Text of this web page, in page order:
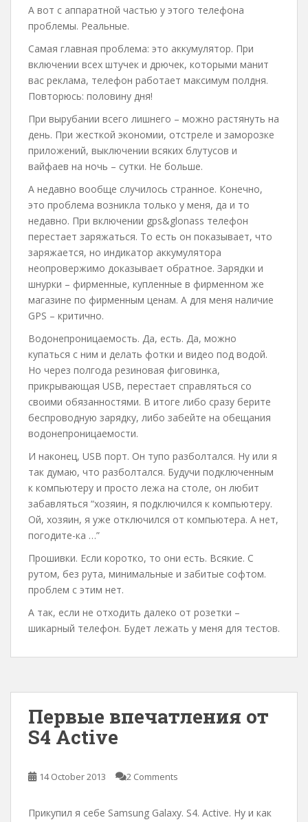
А вот с аппаратной частью у этого телефона
проблемы. Реальные.
Самая главная проблема: это аккумулятор. При
включении всех штучек и дрючек, которыми манит
вас реклама, телефон работает максимум полдня.
Повторюсь: половину дня!
При вырубании всего лишнего – можно растянуть на
день. При жесткой экономии, отстреле и заморозке
приложений, выключении всяких блутусов и
вайфаев на ночь – сутки. Не больше.
А недавно вообще случилось странное. Конечно,
это проблема возникла только у меня, да и то
недавно. При включении gps&glonass телефон
перестает заряжаться. То есть он показывает, что
заряжается, но индикатор аккумулятора
неопровержимо доказывает обратное. Зарядки и
шнурки – фирменные, купленные в фирменном же
магазине по фирменным ценам. А для меня наличие
GPS – критично.
Водонепроницаемость. Да, есть. Да, можно
купаться с ним и делать фотки и видео под водой.
Но через полгода резиновая фиговинка,
прикрывающая USB, перестает справляться со
своими обязанностями. В итоге либо сразу берите
беспроводную зарядку, либо забейте на обещания
водонепроницаемости.
И наконец, USB порт. Он тупо разболтался. Ну или я
так думаю, что разболтался. Будучи подключенным
к компьютеру и просто лежа на столе, он любит
забавляться “хозяин, я подключился к компьютеру.
Ой, хозяин, я уже отключился от компьютера. А нет,
погодите-ка …”
Прошивки. Если коротко, то они есть. Всякие. С
рутом, без рута, минимальные и забитые софтом.
проблем с этим нет.
А так, если не отходить далеко от розетки –
шикарный телефон. Будет лежать у меня для тестов.
Первые впечатления от
S4 Active
14 October 2013 2 Comments
Прикупил я себе Samsung Galaxy. S4. Active. Ну и как